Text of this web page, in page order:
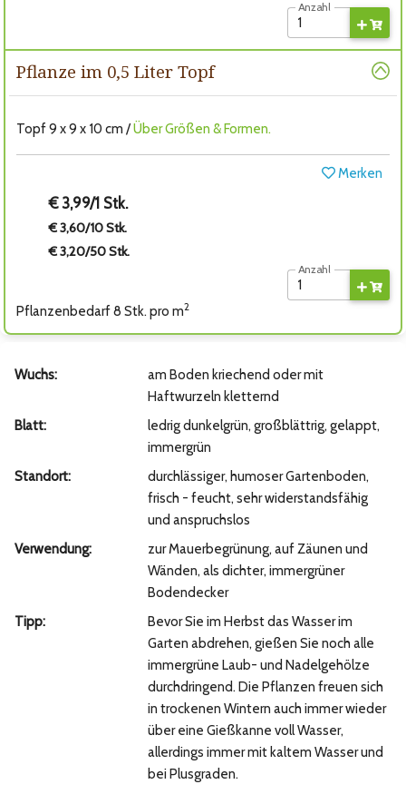
Anzahl
Pflanze im 0,5 Liter Topf
Topf 9 x 9 x 10 cm /Über Größen & Formen.
Merken
€ 3,99/1 Stk.
€ 3,60/10 Stk.
€ 3,20/50 Stk.
Anzahl
Pflanzenbedarf 8 Stk. pro m2
Wuchs:
am Boden kriechend oder mit
Haftwurzeln kletternd
Blatt:
ledrig dunkelgrün, großblättrig, gelappt,
immergrün
Standort:
durchlässiger, humoser Gartenboden,
frisch - feucht, sehr widerstandsfähig
und anspruchslos
Verwendung:
zur Mauerbegrünung, auf Zäunen und
Wänden, als dichter, immergrüner
Bodendecker
Tipp:
Bevor Sie im Herbst das Wasser im
Garten abdrehen, gießen Sie noch alle
immergrüne Laub- und Nadelgehölze
durchdringend. Die Pflanzen freuen sich
in trockenen Wintern auch immer wieder
über eine Gießkanne voll Wasser,
allerdings immer mit kaltem Wasser und
bei Plusgraden.